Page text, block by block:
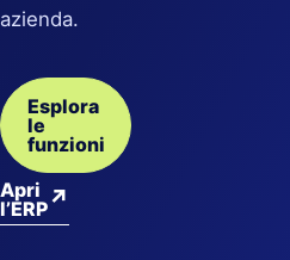
azienda.
Esplora
le
funzioni
Apri
l’ERP↗